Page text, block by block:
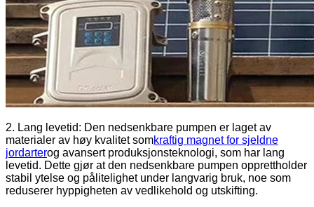
2. Lang levetid: Den nedsenkbare pumpen er laget av
materialer av høy kvalitet somkraftig magnet for sjeldne
jordarterog avansert produksjonsteknologi, som har lang
levetid. Dette gjør at den nedsenkbare pumpen opprettholder
stabil ytelse og pålitelighet under langvarig bruk, noe som
reduserer hyppigheten av vedlikehold og utskifting.